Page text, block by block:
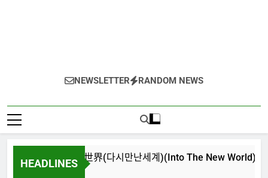
NEWSLETTER RANDOM NEWS
HEADLINES
再次重逢的世界(다시만난세계)(Into The New World) – 少